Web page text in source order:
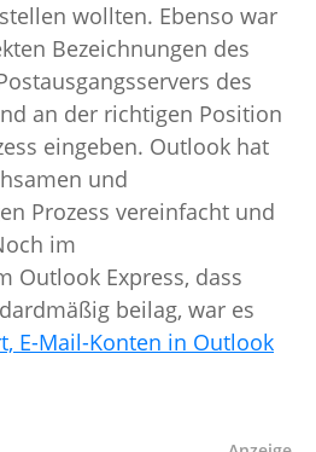
wollten. Ebenso war
Bezeichnungen des
des
an der richtigen Position
eingeben. Outlook hat
und
Prozess vereinfacht und
im
Outlook Express, dass
beilag, war es
E-Mail-Konten in Outlook